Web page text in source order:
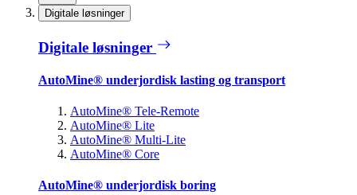
Digitale løsninger
Digitale løsninger
AutoMine® underjordisk lasting og transport
AutoMine® Tele-Remote
AutoMine® Lite
AutoMine® Multi-Lite
AutoMine® Core
AutoMine® underjordisk boring